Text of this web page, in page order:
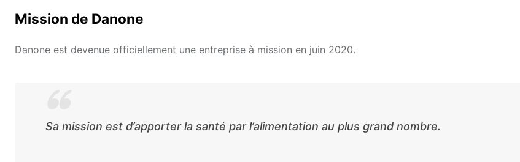
Mission de Danone
Danone est devenue officiellement une entreprise à mission en juin 2020.
Sa mission est d’apporter la santé par l’alimentation au plus grand nombre.